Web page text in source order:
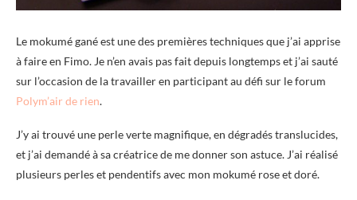
Le mokumé gané est une des premières techniques que j’ai apprise
à faire en Fimo. Je n’en avais pas fait depuis longtemps et j’ai sauté
sur l’occasion de la travailler en participant au défi sur le forum
Polym’air de rien.
J’y ai trouvé une perle verte magnifique, en dégradés translucides,
et j’ai demandé à sa créatrice de me donner son astuce. J’ai réalisé
plusieurs perles et pendentifs avec mon mokumé rose et doré.